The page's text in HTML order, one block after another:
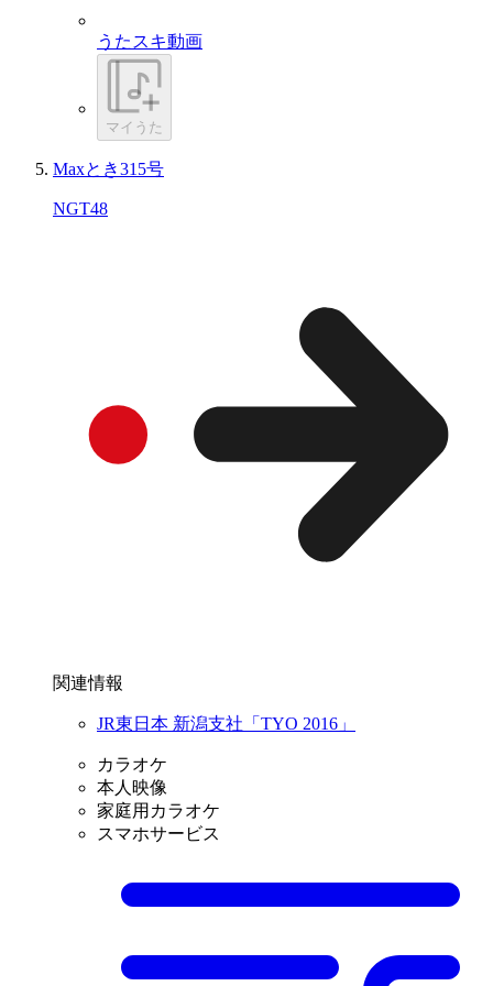
うたスキ動画
マイうた
Maxとき315号
NGT48
関連情報
JR東日本 新潟支社「TYO 2016」
カラオケ
本人映像
家庭用カラオケ
スマホサービス